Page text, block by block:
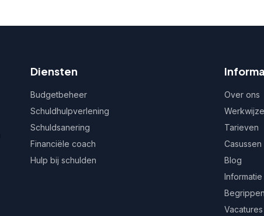
Diensten
Budgetbeheer
Schuldhulpverlening
Schuldsanering
Financiële coach
Hulp bij schulden
Over ons
Werkwijze
Tarieven
Casussen
Blog
Vacatures